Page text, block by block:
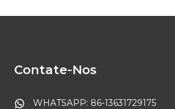
Contate-Nos
WHATSAPP: 86-13631729175